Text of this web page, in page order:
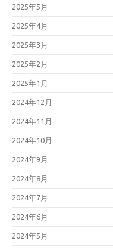
2025年5月
2025年4月
2025年3月
2025年2月
2025年1月
2024年12月
2024年11月
2024年10月
2024年9月
2024年8月
2024年7月
2024年6月
2024年5月